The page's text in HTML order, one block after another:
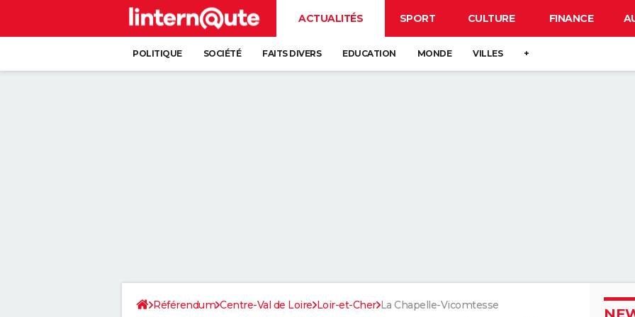
ACTUALITÉS SPORT CULTURE FINANCE
POLITIQUE SOCIÉTÉ FAITS DIVERS EDUCATION MONDE VILLES +
Référendum Centre-Val de Loire Loir-et-Cher La Chapelle-Vicomtesse